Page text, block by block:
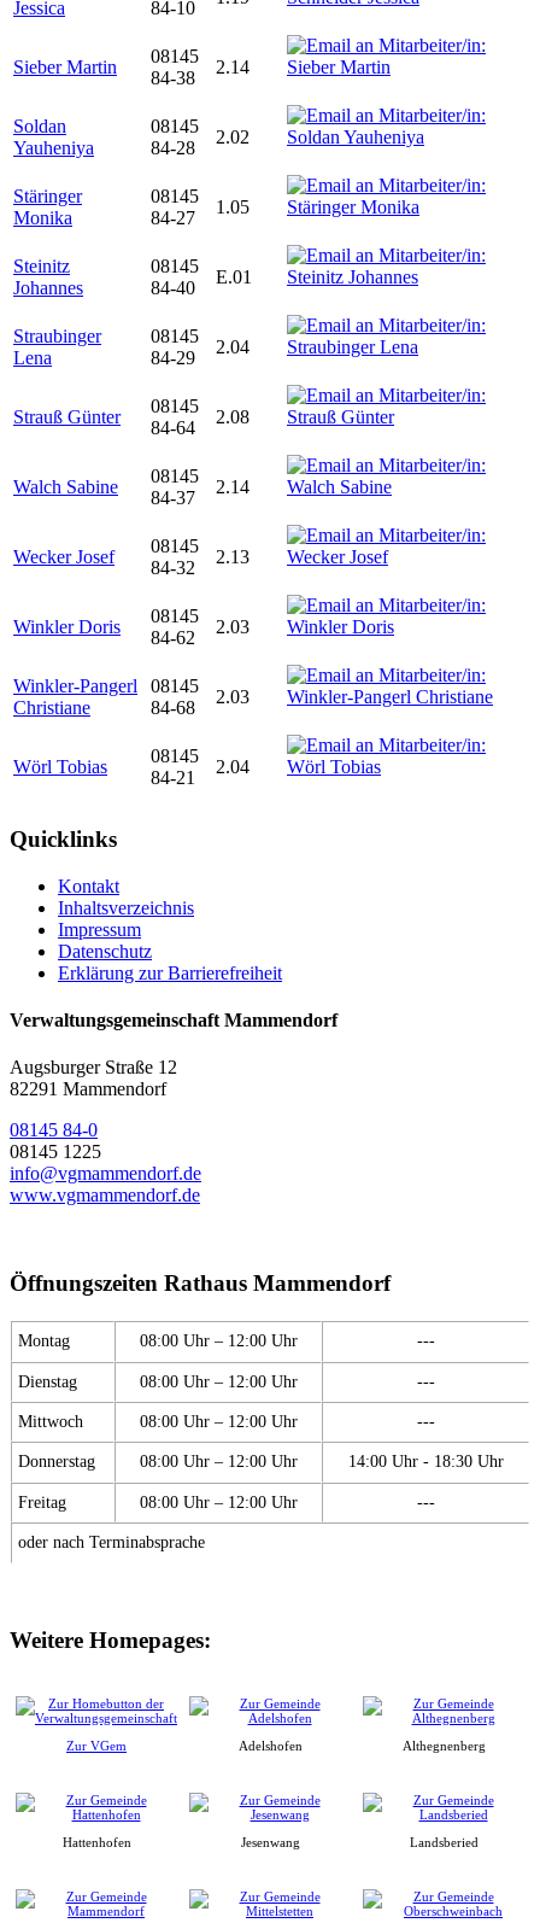
Jessica
84-10
Sieber Martin
08145
84-38
2.14
Soldan
Yauheniya
08145
84-28
2.02
Stäringer
Monika
08145
84-27
1.05
Steinitz
Johannes
08145
84-40
E.01
Straubinger
Lena
08145
84-29
2.04
Strauß Günter
08145
84-64
2.08
Walch Sabine
08145
84-37
2.14
Wecker Josef
08145
84-32
2.13
Winkler Doris
08145
84-62
2.03
Winkler-Pangerl
Christiane
08145
84-68
2.03
Wörl Tobias
08145
84-21
2.04
Quicklinks
Kontakt
Inhaltsverzeichnis
Impressum
Datenschutz
Erklärung zur Barrierefreiheit
Verwaltungsgemeinschaft Mammendorf
Augsburger Straße 12
82291 Mammendorf
08145 84-0
08145 1225
info@vgmammendorf.de
www.vgmammendorf.de
Öffnungszeiten Rathaus Mammendorf
Montag 08:00 Uhr – 12:00 Uhr ---
Dienstag 08:00 Uhr – 12:00 Uhr ---
Mittwoch 08:00 Uhr – 12:00 Uhr ---
Donnerstag 08:00 Uhr – 12:00 Uhr 14:00 Uhr - 18:30 Uhr
Freitag 08:00 Uhr – 12:00 Uhr ---
oder nach Terminabsprache
Weitere Homepages:
Zur VGem Adelshofen Althegnenberg
Hattenhofen Jesenwang Landsberied